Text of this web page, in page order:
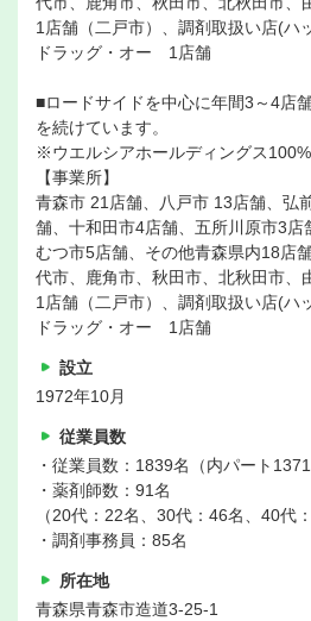
1店舗（二戸市）、調剤取扱い店(ハ
ドラッグ・オー 1店舗
■ロードサイドを中心に年間3～4店
を続けています。
※ウエルシアホールディングス
【事業所】
青森市 21店舗、八戸市 13店舗、弘
舗、十和田市4店舗、五所川原市3店
むつ市5店舗、その他青森県内18店
代市、鹿角市、秋田市、北秋田市、
1店舗（二戸市）、調剤取扱い店(ハ
ドラッグ・オー 1店舗
設立
1972年10月
従業員数
・従業員数：1839名（内パート1371
・薬剤師数：91名
（20代：22名、30代：46名、40代
・調剤事務員：85名
所在地
青森県青森市造道3-25-1